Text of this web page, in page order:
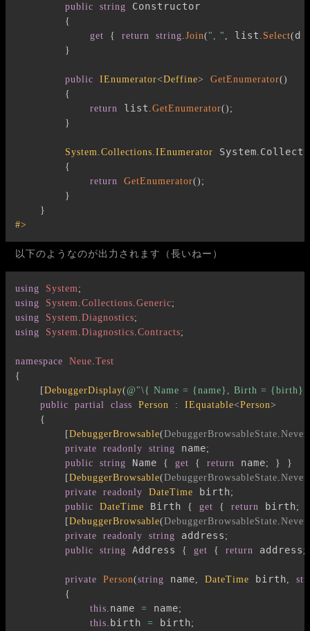
public string Constructor
{
get
{ return string.Join( ", " , list . Select( d
}
public IEnumerator<Deffine> GetEnumerator()
{
return list .GetEnumerator() ;
}
System.Collections.IEnumerator System.
{
return
GetEnumerator() ;
}
}
#>
以下のようなのが出力されます（長いねー）
using System;
using
System.Collections.Generic;
using
System.Diagnostics;
using
System.Diagnostics.Contracts;
namespace Neue.Test
{
[DebuggerDisplay(@"\{ Name = {name}, Birth = {birth},
public
partial class Person : IEquatable<Person>
{
[DebuggerBrowsable(DebuggerBrowsableState.Never
private
readonly string name;
public
string Name { get { return name; }
}
[DebuggerBrowsable(DebuggerBrowsableState.Never
private
readonly DateTime birth;
public
DateTime Birth { get { return birth;
[DebuggerBrowsable(DebuggerBrowsableState.Never
private
readonly string address ;
public
string Address { get { return address ;
private Person(string name, DateTime birth,
{
this. name = name;
this. birth = birth;